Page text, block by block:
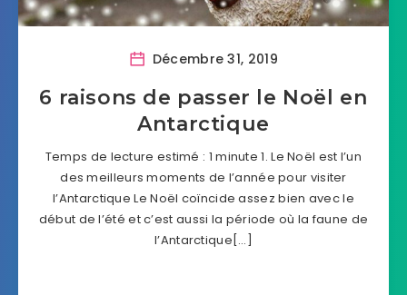
Décembre 31, 2019
6 raisons de passer le Noël en
Antarctique
Temps de lecture estimé : 1 minute 1. Le Noël est l’un
des meilleurs moments de l’année pour visiter
l’Antarctique Le Noël coïncide assez bien avec le
début de l’été et c’est aussi la période où la faune de
l’Antarctique[…]